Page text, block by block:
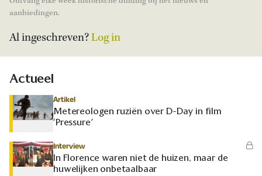
aanbiedingen.
Al ingeschreven?Log in
Actueel
Artikel
Metereologen ruziën over D-Day in film
‘Pressure’
Interview
In Florence waren niet de huizen, maar de
huwelijken onbetaalbaar